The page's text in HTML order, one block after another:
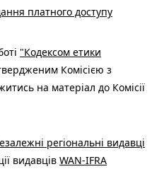
платного доступу
"Кодексом етики
Комісією з
на матеріал до Комісії
регіональні видавці
видавців WAN-IFRA